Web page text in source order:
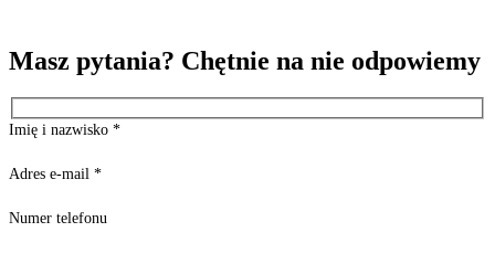
Masz pytania? Chętnie na nie odpowiemy
Imię i nazwisko *
Adres e-mail *
Numer telefonu